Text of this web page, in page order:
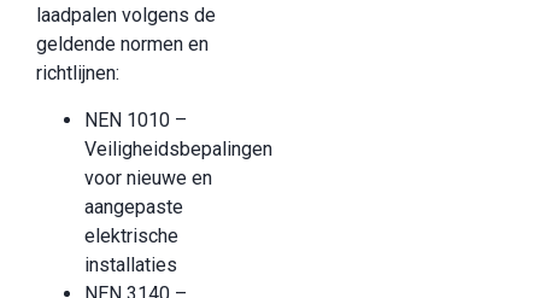
laadpalen volgens de
geldende normen en
richtlijnen:
NEN 1010 –
Veiligheidsbepalingen
voor nieuwe en
aangepaste
elektrische
installaties
NEN 3140 –